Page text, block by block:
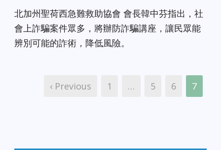
北加州聖荷西急難救助協會 會長韓中芬指出，社
會上詐騙案件眾多，將辦防詐騙講座，讓民眾能
辨別可能的詐術，降低風險。
‹ Previous 1 … 5 6 7